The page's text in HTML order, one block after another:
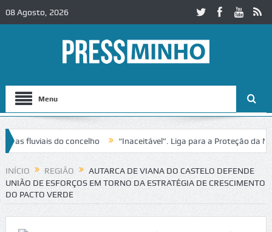
08 Agosto, 2026
Menu
do concelho “Inaceitável”. Liga para a Proteção da Natureza
no IC2 em Alcobaça Igreja do Castelo de Cerveira assegura
INÍCIO REGIÃO
AUTARCA DE VIANA DO CASTELO DEFENDE
UNIÃO DE ESFORÇOS EM TORNO DA ESTRATÉGIA DE CRESCIMENTO
DO PACTO VERDE